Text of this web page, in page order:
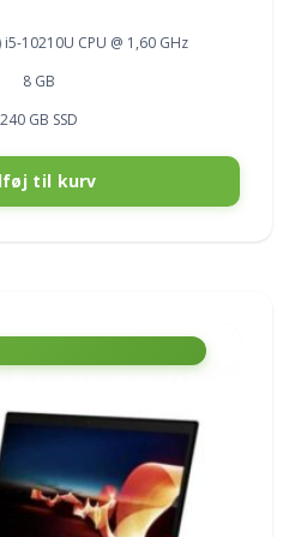
3.888,00 kr.. 3.304,80 kr..
i5-10210U CPU @ 1,60 GHz
8 GB
240 GB SSD
til kurv